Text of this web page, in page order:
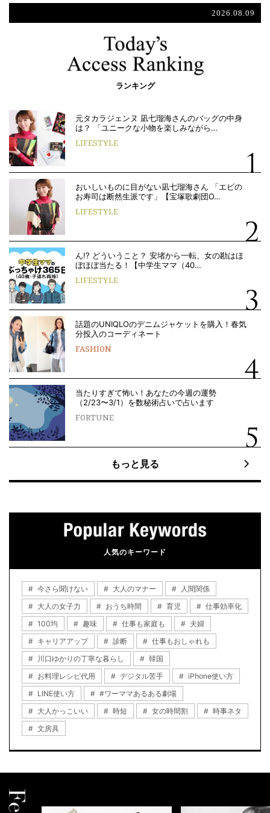
2026.08.09
ランキング
元タカラジェンヌ 凪七瑠海さんのバッグの中身
は？ 「ユニークな小物を楽しみながら…
LIFESTYLE
おいしいものに目がない凪七瑠海さん 「エビの
お寿司は断然生派です」【宝塚歌劇団O…
LIFESTYLE
ん!? どういうこと？ 安堵から一転、女の勘はほ
ぼほぼ当たる！【中学生ママ（40…
LIFESTYLE
話題のUNIQLOのデニムジャケットを購入！春気
分投入のコーディネート
FASHION
当たりすぎて怖い！あなたの今週の運勢
（2/23〜3/1）を数秘術占いで占います
FORTUNE
もっと見る
人気のキーワード
今さら聞けない 大人のマナー
人間関係
大人の女子力
おうち時間 育児
仕事効率化
100均
趣味 仕事も家庭も
夫婦
キャリアアップ
診断
仕事もおしゃれも
川口ゆかりの丁寧な暮らし
韓国
お料理レシピ代用
デジタル苦手
iPhone使い方
LINE使い方
#ワーママあるある劇場
大人かっこいい
時短 女の時間割
時事ネタ
文房具